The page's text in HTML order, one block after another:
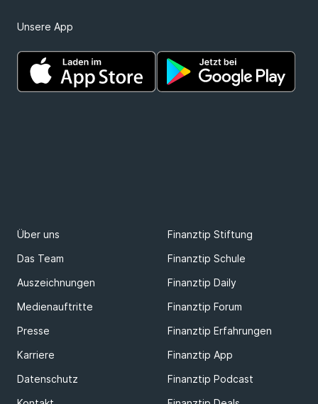
Unsere App
Über uns
Finanztip Stiftung
Das Team
Finanztip Schule
Auszeichnungen
Finanztip Daily
Medienauftritte
Finanztip Forum
Presse
Finanztip Erfahrungen
Karriere
Finanztip App
Datenschutz
Finanztip Podcast